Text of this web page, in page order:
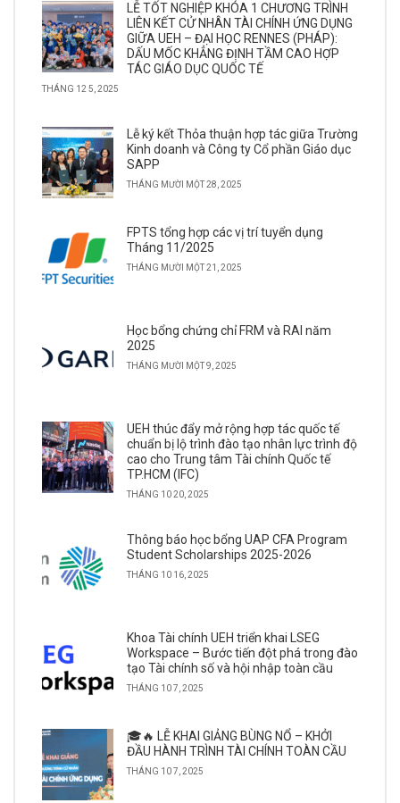
LỄ TỐT NGHIỆP KHÓA 1 CHƯƠNG TRÌNH
LIÊN KẾT CỬ NHÂN TÀI CHÍNH ỨNG DỤNG
GIỮA UEH – ĐẠI HỌC RENNES (PHÁP):
DẤU MỐC KHẲNG ĐỊNH TẦM CAO HỢP
TÁC GIÁO DỤC QUỐC TẾ
THÁNG 12 5, 2025
Lễ ký kết Thỏa thuận hợp tác giữa Trường
Kinh doanh và Công ty Cổ phần Giáo dục
SAPP
THÁNG MƯỜI MỘT 28, 2025
FPTS tổng hợp các vị trí tuyển dụng
Tháng 11/2025
THÁNG MƯỜI MỘT 21, 2025
Học bổng chứng chỉ FRM và RAI năm
2025
THÁNG MƯỜI MỘT 9, 2025
UEH thúc đẩy mở rộng hợp tác quốc tế
chuẩn bị lộ trình đào tạo nhân lực trình độ
cao cho Trung tâm Tài chính Quốc tế
TP.HCM (IFC)
THÁNG 10 20, 2025
Thông báo học bổng UAP CFA Program
Student Scholarships 2025-2026
THÁNG 10 16, 2025
Khoa Tài chính UEH triển khai LSEG
Workspace – Bước tiến đột phá trong đào
tạo Tài chính số và hội nhập toàn cầu
THÁNG 10 7, 2025
🎓🔥 LỄ KHAI GIẢNG BÙNG NỔ – KHỞI
ĐẦU HÀNH TRÌNH TÀI CHÍNH TOÀN CẦU
THÁNG 10 7, 2025